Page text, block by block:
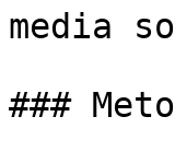
media
###